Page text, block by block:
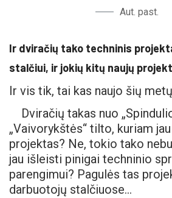
Aut. past.
Ir dviračių tako techninis
stalčiui, ir jokių kitų naujų
Ir vis tik, tai kas naujo šių
Dviračių takas nuo
„Vaivorykštės“ tilto, kuriam
projektas? Ne, tokio tako
jau išleisti pinigai techninio
parengimui? Pagulės tas
darbuotojų stalčiuose…